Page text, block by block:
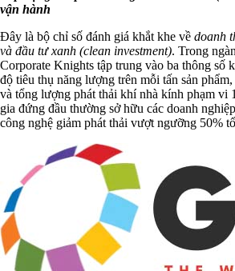
vận hành
Đây là bộ chỉ số đánh giá khắt khe về doanh
và đầu tư xanh (clean investment). Trong
Corporate Knights tập trung vào ba thông số
độ tiêu thụ năng lượng trên mỗi tấn sản
và tổng lượng phát thải khí nhà kính phạm vi
gia đứng đầu thường sở hữu các doanh
công nghệ giảm phát thải vượt ngưỡng 50%